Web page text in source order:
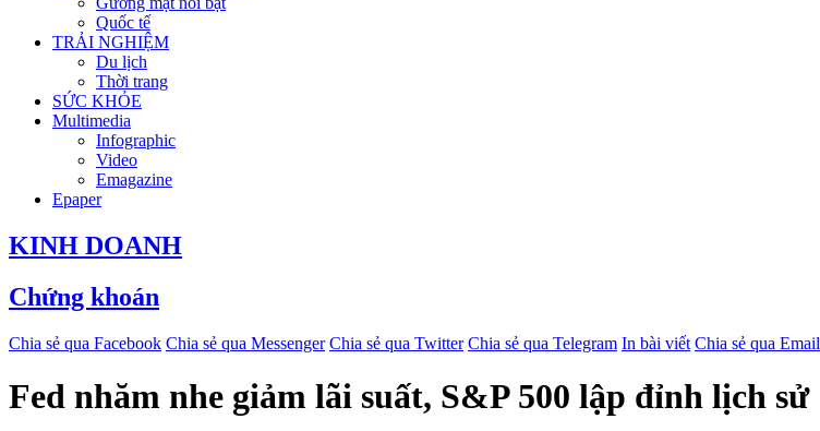
Quốc tế
TRẢI NGHIỆM
Du lịch
Thời trang
SỨC KHỎE
Multimedia
Infographic
Video
Emagazine
Epaper
KINH DOANH
Chứng khoán
Chia sẻ qua Facebook Chia sẻ qua Messenger Chia sẻ qua Twitter Chia sẻ qua Telegram In bài viết Chia sẻ qua Email
Fed nhăm nhe giảm lãi suất, S&P 500 lập đỉnh lịch sử